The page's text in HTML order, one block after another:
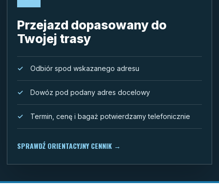
Przejazd dopasowany do
Twojej trasy
Odbiór spod wskazanego adresu
Dowóz pod podany adres docelowy
Termin, cenę i bagaż potwierdzamy telefonicznie
SPRAWDŹ ORIENTACYJNY CENNIK →